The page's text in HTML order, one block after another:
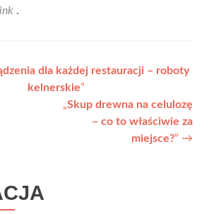
.
dla każdej restauracji – roboty
kelnerskie”
„Skup drewna na celulozę
– co to właściwie za
miejsce?” →